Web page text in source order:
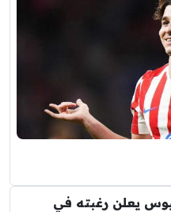
يعلن رغبته في